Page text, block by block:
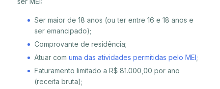
Ser maior de 18 anos (ou ter entre 16 e 18 anos e
ser emancipado);
Comprovante de residência;
Atuar com uma das atividades permitidas pelo MEI;
Faturamento limitado a R$ 81.000,00 por ano
(receita bruta);